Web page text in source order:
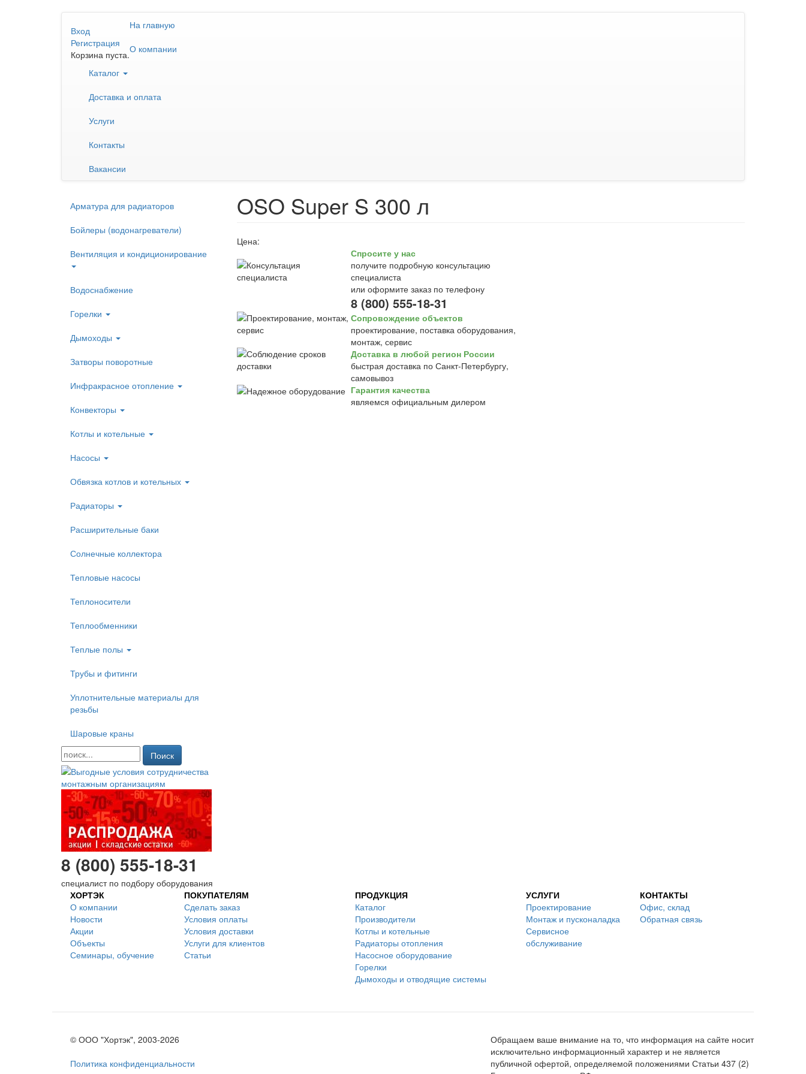
Вход
Регистрация
Корзина пуста.
На главную
О компании
Каталог
Доставка и оплата
Услуги
Контакты
Вакансии
Арматура для радиаторов
Бойлеры (водонагреватели)
Вентиляция и кондиционирование
Водоснабжение
Горелки
Дымоходы
Затворы поворотные
Инфракрасное отопление
Конвекторы
Котлы и котельные
Насосы
Обвязка котлов и котельных
Радиаторы
Расширительные баки
Солнечные коллектора
Тепловые насосы
Теплоносители
Теплообменники
Теплые полы
Трубы и фитинги
Уплотнительные материалы для
резьбы
Шаровые краны
Поиск
OSO Super S 300 л
Цена:
Спросите у нас
получите подробную консультацию
специалиста
или оформите заказ по телефону
8 (800) 555-18-31
Сопровождение объектов
проектирование, поставка оборудования,
монтаж, сервис
Доставка в любой регион России
быстрая доставка по Санкт-Петербургу,
самовывоз
Гарантия качества
являемся официальным дилером
8 (800) 555-18-31
специалист по подбору оборудования
ХОРТЭК
О компании
Новости
Акции
Объекты
Семинары, обучение
ПОКУПАТЕЛЯМ
Сделать заказ
Условия оплаты
Условия доставки
Услуги для клиентов
Статьи
ПРОДУКЦИЯ
Каталог
Производители
Котлы и котельные
Радиаторы отопления
Насосное оборудование
Горелки
Дымоходы и отводящие системы
УСЛУГИ
Проектирование
Монтаж и пусконаладка
Сервисное
обслуживание
КОНТАКТЫ
Офис, склад
Обратная связь
© ООО "Хортэк", 2003-2026
Политика конфиденциальности
Обращаем ваше внимание на то, что информация на сайте носит
исключительно информационный характер и не является
публичной офертой, определяемой положениями Статьи 437 (2)